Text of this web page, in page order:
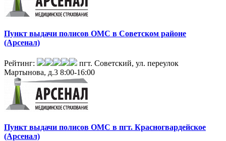
Пункт выдачи полисов ОМС в Советском районе
(Арсенал)
Рейтинг:
пгт. Советский, ул. переулок
Мартынова, д.3 8:00-16:00
Пункт выдачи полисов ОМС в пгт. Красногвардейское
(Арсенал)